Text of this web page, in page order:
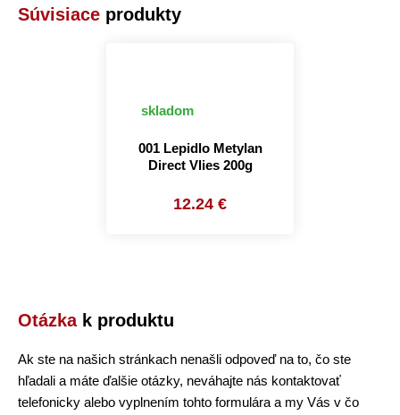
Súvisiace produkty
skladom
001 Lepidlo Metylan
Direct Vlies 200g
12.24 €
Otázkak produktu
Ak ste na našich stránkach nenašli odpoveď na to, čo ste
hľadali a máte ďalšie otázky, neváhajte nás kontaktovať
telefonicky alebo vyplnením tohto formulára a my Vás v čo